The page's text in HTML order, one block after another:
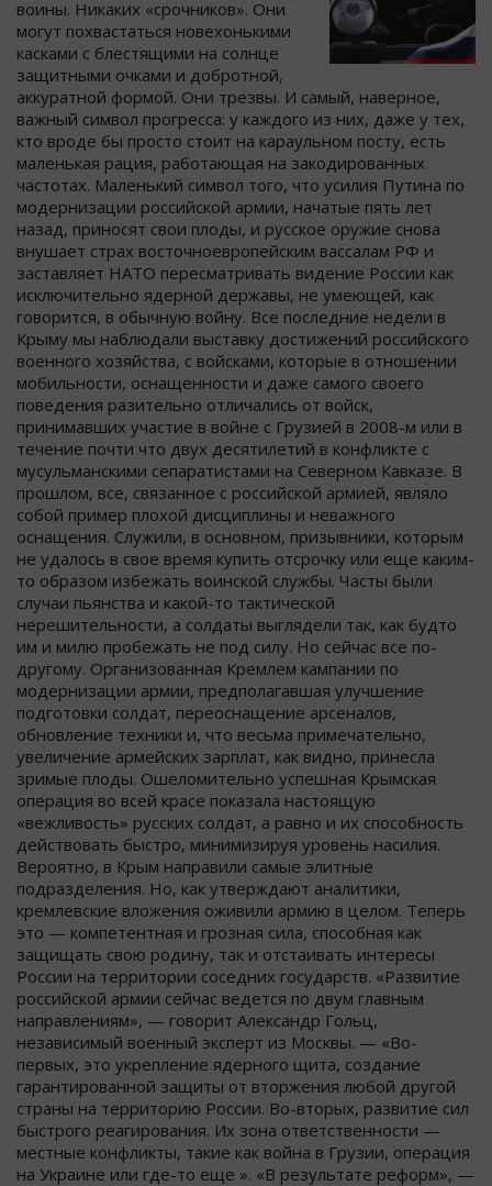
воины. Никаких «срочников». Они
могут похвастаться новехонькими
касками с блестящими на солнце
защитными очками и добротной,
аккуратной формой. Они трезвы. И самый, наверное,
важный символ прогресса: у каждого из них, даже у тех,
кто вроде бы просто стоит на караульном посту, есть
маленькая рация, работающая на закодированных
частотах. Маленький символ того, что усилия Путина по
модернизации российской армии, начатые пять лет
назад, приносят свои плоды, и русское оружие снова
внушает страх восточноевропейским вассалам РФ и
заставляет НАТО пересматривать видение России как
исключительно ядерной державы, не умеющей, как
говорится, в обычную войну. Все последние недели в
Крыму мы наблюдали выставку достижений российского
военного хозяйства, с войсками, которые в отношении
мобильности, оснащенности и даже самого своего
поведения разительно отличались от войск,
принимавших участие в войне с Грузией в 2008-м или в
течение почти что двух десятилетий в конфликте с
мусульманскими сепаратистами на Северном Кавказе. В
прошлом, все, связанное с российской армией, являло
собой пример плохой дисциплины и неважного
оснащения. Служили, в основном, призывники, которым
не удалось в свое время купить отсрочку или еще каким-
то образом избежать воинской службы. Часты были
случаи пьянства и какой-то тактической
нерешительности, а солдаты выглядели так, как будто
им и милю пробежать не под силу. Но сейчас все по-
другому. Организованная Кремлем кампании по
модернизации армии, предполагавшая улучшение
подготовки солдат, переоснащение арсеналов,
обновление техники и, что весьма примечательно,
увеличение армейских зарплат, как видно, принесла
зримые плоды. Ошеломительно успешная Крымская
операция во всей красе показала настоящую
«вежливость» русских солдат, а равно и их способность
действовать быстро, минимизируя уровень насилия.
Вероятно, в Крым направили самые элитные
подразделения. Но, как утверждают аналитики,
кремлевские вложения оживили армию в целом. Теперь
это — компетентная и грозная сила, способная как
защищать свою родину, так и отстаивать интересы
России на территории соседних государств. «Развитие
российской армии сейчас ведется по двум главным
направлениям», — говорит Александр Гольц,
независимый военный эксперт из Москвы. — «Во-
первых, это укрепление ядерного щита, создание
гарантированной защиты от вторжения любой другой
страны на территорию России. Во-вторых, развитие сил
быстрого реагирования. Их зона ответственности —
местные конфликты, такие как война в Грузии, операция
на Украине или где-то еще ». «В результате реформ», —